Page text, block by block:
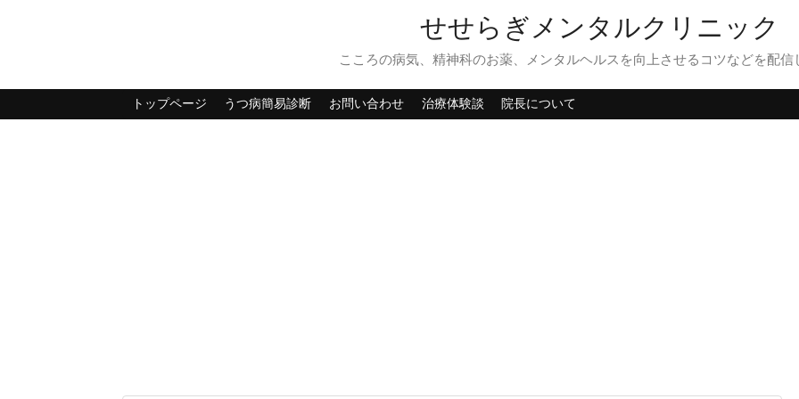
せせらぎメンタルクリニック
こころの病気、精神科のお薬、メンタルヘルスを向上させるコツなどを配信
トップページ うつ病簡易診断 お問い合わせ 治療体験談 院長について